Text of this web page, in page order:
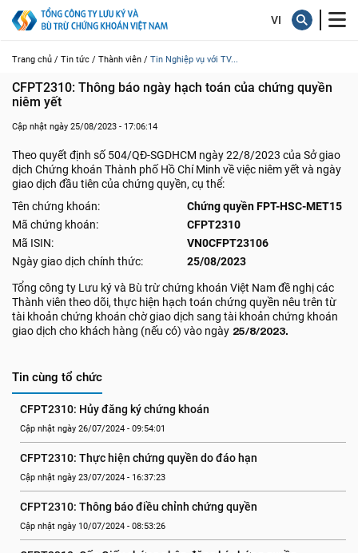
Trang chủ / Tin tức / Thành viên / Tin Nghiệp vụ với TV...
CFPT2310: Thông báo ngày hạch toán của chứng quyền
niêm yết
Cập nhật ngày 25/08/2023 - 17:06:14
Theo quyết định số 504/QĐ-SGDHCM ngày 22/8/2023 của Sở giao
dịch Chứng khoán Thành phố Hồ Chí Minh về việc niêm yết và ngày
giao dịch đầu tiên của chứng quyền, cụ thể:
Tên chứng khoán:
Chứng quyền FPT-HSC-MET15
Mã chứng khoán:
CFPT2310
Mã ISIN:
VN0CFPT23106
Ngày giao dịch chính thức:
25/08/2023
Tổng công ty Lưu ký và Bù trừ chứng khoán Việt Nam đề nghị các
Thành viên theo dõi, thực hiện hạch toán chứng quyền nêu trên từ
tài khoản chứng khoán chờ giao dịch sang tài khoản chứng khoán
giao dịch cho khách hàng (nếu có) vào ngày 25/8/2023.
Tin cùng tổ chức
CFPT2310: Hủy đăng ký chứng khoán
Cập nhật ngày 26/07/2024 - 09:54:01
CFPT2310: Thực hiện chứng quyền do đáo hạn
Cập nhật ngày 23/07/2024 - 16:37:23
CFPT2310: Thông báo điều chỉnh chứng quyền
Cập nhật ngày 10/07/2024 - 08:53:26